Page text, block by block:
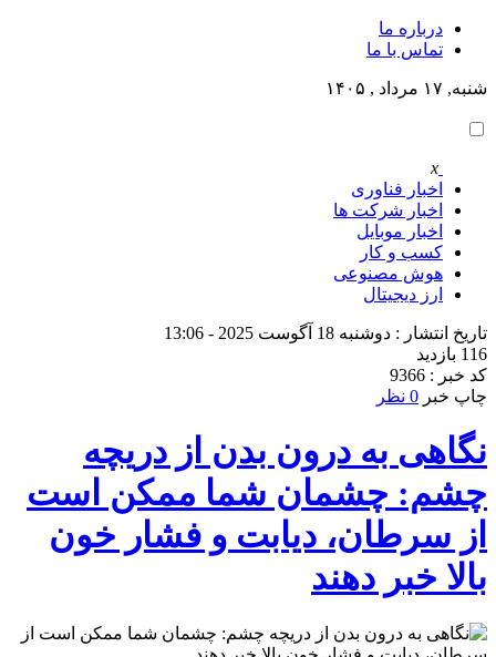
درباره ما
تماس با ما
شنبه, ۱۷ مرداد , ۱۴۰۵
x
اخبار فناوری
اخبار شرکت ها
اخبار موبایل
کسب و کار
هوش مصنوعی
ارز دیجیتال
تاریخ انتشار : دوشنبه 18 آگوست 2025 - 13:06
116 بازدید
کد خبر : 9366
چاپ خبر 0 نظر
نگاهی به درون بدن از دریچه
چشم: چشمان شما ممکن است
از سرطان، دیابت و فشار خون
بالا خبر دهند